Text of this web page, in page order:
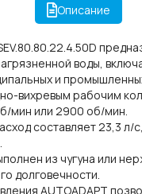
Описание
воды,
и
вихревым рабочим
мин или 2900 об/мин.
составляет 23,3 л/
из чугуна или
долговечности.
AUTOADAPT